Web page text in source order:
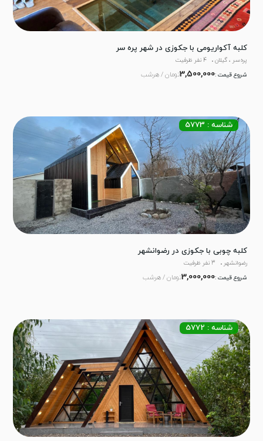
کلبه آکواریومی با جکوزی در شهر پره سر
پره‌سر ، گیلان
4 نفر ظرفیت
شروع قیمت :3,500,000تومان / هرشب
کلبه چوبی با جکوزی در رضوانشهر
شناسه : 5773
رضوانشهر
3 نفر ظرفیت
شروع قیمت :3,000,000تومان / هرشب
شناسه : 5772